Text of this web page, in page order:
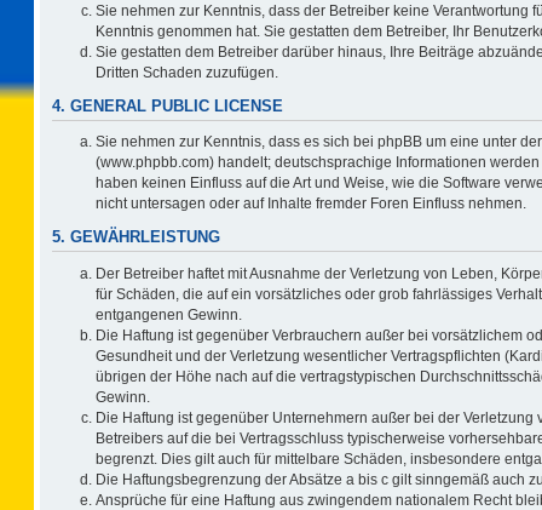
Sie nehmen zur Kenntnis, dass der Betreiber keine Verantwortung
Kenntnis genommen hat. Sie gestatten dem Betreiber, Ihr
Sie gestatten dem Betreiber darüber hinaus, Ihre Beiträge
Dritten Schaden zuzufügen.
4. GENERAL PUBLIC LICENSE
Sie nehmen zur Kenntnis, dass es sich bei phpBB um eine unter der
(www.phpbb.com) handelt; deutschsprachige Informationen
haben keinen Einfluss auf die Art und Weise, wie die Software
nicht untersagen oder auf Inhalte fremder Foren Einfluss nehmen.
5. GEWÄHRLEISTUNG
Der Betreiber haftet mit Ausnahme der Verletzung von Leben,
für Schäden, die auf ein vorsätzliches oder grob fahrlässiges
entgangenen Gewinn.
Die Haftung ist gegenüber Verbrauchern außer bei vorsätzlichem
Gesundheit und der Verletzung wesentlicher Vertragspflichten
übrigen der Höhe nach auf die vertragstypischen
Gewinn.
Die Haftung ist gegenüber Unternehmern außer bei der
Betreibers auf die bei Vertragsschluss typischerweise
begrenzt. Dies gilt auch für mittelbare Schäden, insbesondere
Die Haftungsbegrenzung der Absätze a bis c gilt sinngemäß auch
Ansprüche für eine Haftung aus zwingendem nationalem Recht